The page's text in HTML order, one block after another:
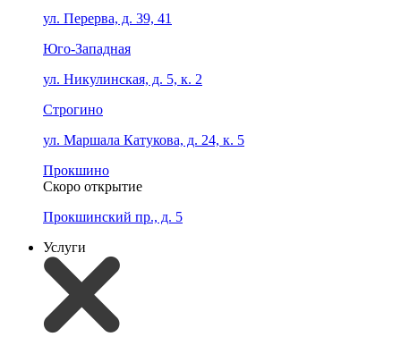
ул. Перерва, д. 39, 41
Юго-Западная
ул. Никулинская, д. 5, к. 2
Строгино
ул. Маршала Катукова, д. 24, к. 5
Прокшино
Скоро открытие
Прокшинский пр., д. 5
Услуги